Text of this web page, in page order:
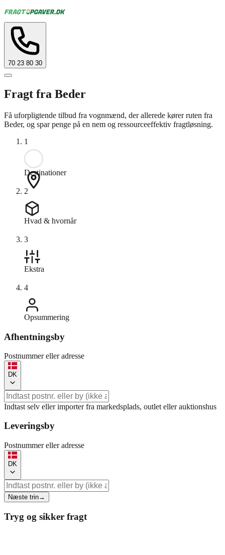
70 23 80 30
Fragt fra Beder
Få uforpligtende tilbud fra vognmænd, der allerede kører ruten fra
Beder, og spar penge på en nem og ressourceeffektiv fragtløsning.
1
Destinationer
2
Hvad & hvornår
3
Ekstra
4
Opsummering
Afhentningsby
Postnummer eller adresse
DK
Indtast selv eller importer fra markedsplads, outlet eller auktionshus
Leveringsby
Postnummer eller adresse
DK
Næste trin→
Tryg og sikker fragt